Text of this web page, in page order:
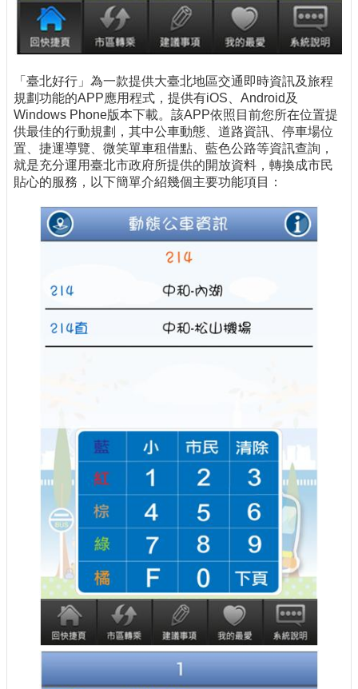
「臺北好行」為一款提供大臺北地區交通即時資訊及旅程
規劃功能的APP應用程式，提供有iOS、Android及
Windows Phone版本下載。該APP依照目前您所在位置提
供最佳的行動規劃，其中公車動態、道路資訊、停車場位
置、捷運導覽、微笑單車租借點、藍色公路等資訊查詢，
就是充分運用臺北市政府所提供的開放資料，轉換成市民
貼心的服務，以下簡單介紹幾個主要功能項目：